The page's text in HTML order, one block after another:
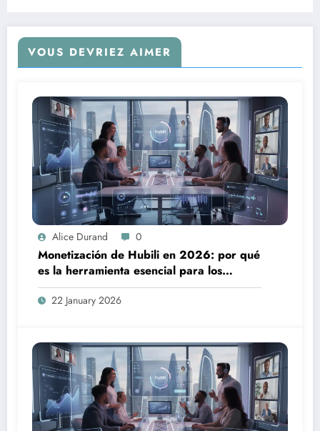
VOUS DEVRIEZ AIMER
Alice Durand 0
Monetización de Hubili en 2026: por qué
es la herramienta esencial para los
creadores
22 January 2026